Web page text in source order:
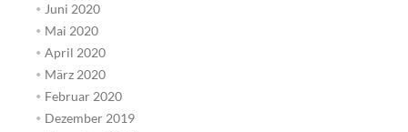
Juni 2020
Mai 2020
April 2020
März 2020
Februar 2020
Dezember 2019